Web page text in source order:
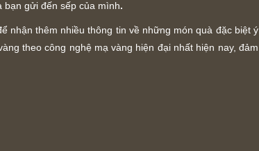
bạn gửi đến sếp của mình.
nhận thêm nhiều thông tin về những món quà đặc biệt ý
theo công nghệ mạ vàng hiện đại nhất hiện nay, đảm